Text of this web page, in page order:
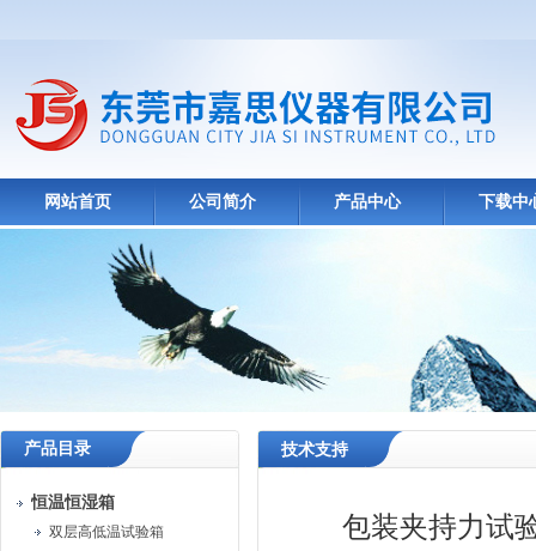
网站首页 公司简介 产品中心 下载中
产品目录
恒温恒湿箱
双层高低温试验箱
技术支持
包装夹持力试